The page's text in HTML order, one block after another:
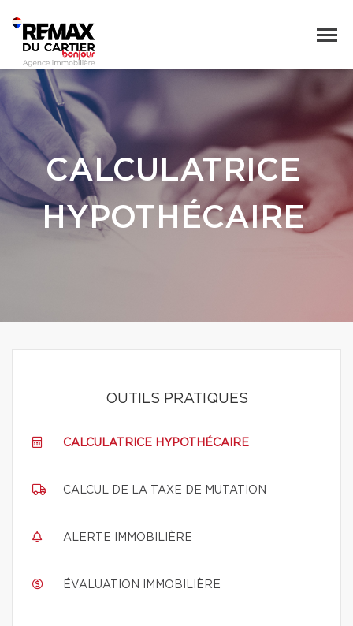
CALCULATRICE
HYPOTHÉCAIRE
OUTILS PRATIQUES
CALCULATRICE HYPOTHÉCAIRE
CALCUL DE LA TAXE DE MUTATION
ALERTE IMMOBILIÈRE
ÉVALUATION IMMOBILIÈRE